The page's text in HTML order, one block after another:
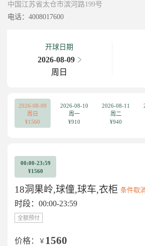
中国江苏省太仓市滨河路199号
电话：4008017600
开球日期
2026-08-09
周日
2026-08-09
周日
¥1560
2026-08-10
周一
¥910
2026-08-11
周二
¥940
00:00-23:59
¥1560
18洞果岭,球僮,球车,衣柜 条件取
时段：00:00-23:59
全额预付
价格： ￥ 1560